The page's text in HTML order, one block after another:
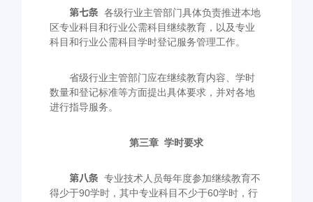
第七条 各级行业主管部门具体负责推进本地
区专业科目和行业公需科目继续教育，以及专业
科目和行业公需科目学时登记服务管理工作。
省级行业主管部门应在继续教育内容、学时
数量和登记标准等方面提出具体要求，并对各地
进行指导服务。
第三章 学时要求
第八条 专业技术人员每年度参加继续教育不
得少于90学时，其中专业科目不少于60学时，行